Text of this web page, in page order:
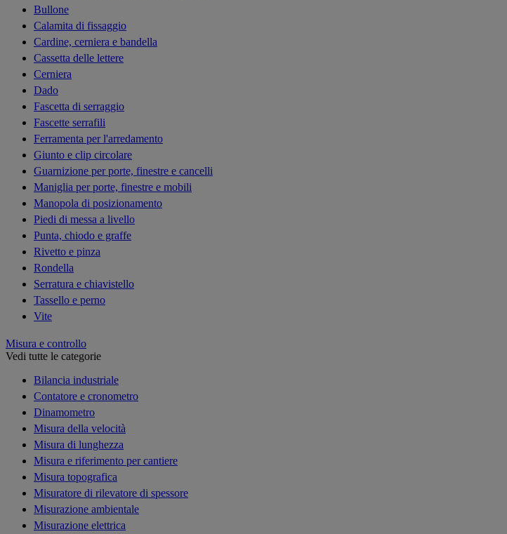
Bullone
Calamita di fissaggio
Cardine, cerniera e bandella
Cassetta delle lettere
Cerniera
Dado
Fascetta di serraggio
Fascette serrafili
Ferramenta per l'arredamento
Giunto e clip circolare
Guarnizione per porte, finestre e cancelli
Maniglia per porte, finestre e mobili
Manopola di posizionamento
Piedi di messa a livello
Punta, chiodo e graffe
Rivetto e pinza
Rondella
Serratura e chiavistello
Tassello e perno
Vite
Misura e controllo
Vedi tutte le categorie
Bilancia industriale
Contatore e cronometro
Dinamometro
Misura della velocità
Misura di lunghezza
Misura e riferimento per cantiere
Misura topografica
Misuratore di rilevatore di spessore
Misurazione ambientale
Misurazione elettrica